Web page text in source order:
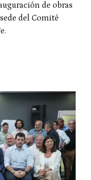
de obras
del Comité